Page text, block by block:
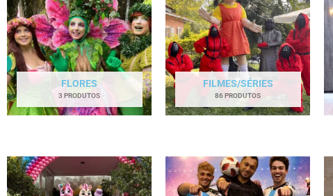
FLORES
3 PRODUTOS
FILMES/SÉRIES
86 PRODUTOS